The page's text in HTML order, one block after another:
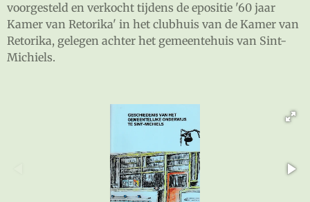
voorgesteld en verkocht tijdens de epositie '60 jaar
Kamer van Retorika' in het clubhuis van de Kamer van
Retorika, gelegen achter het gemeentehuis van Sint-
Michiels.